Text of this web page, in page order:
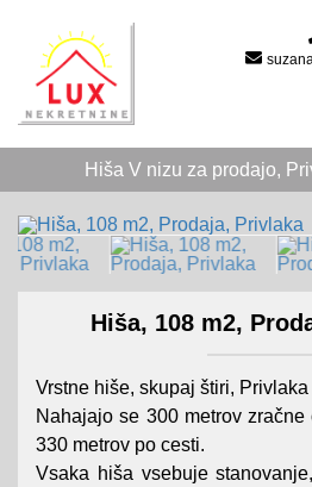
Hiša V nizu za prodajo,
Hiša, 108 m2,
Vrstne hiše, skupaj štiri,
Nahajajo se 300 metrov
330 metrov po cesti.
Vsaka hiša vsebuje